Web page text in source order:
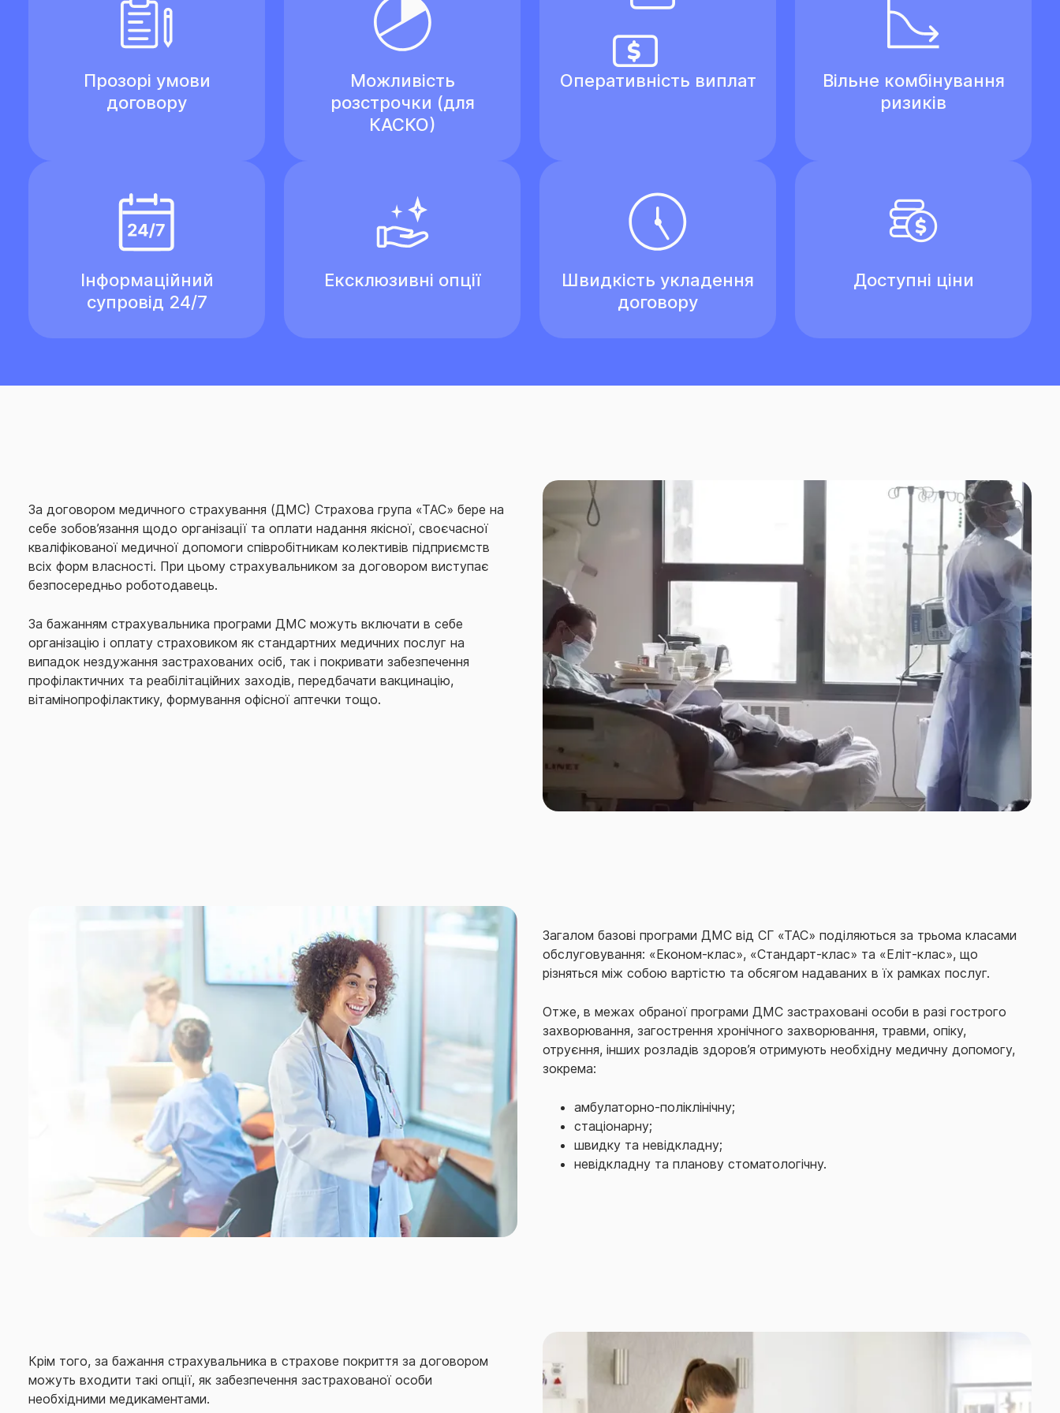
Прозорі умови
договору
Можливість
розстрочки (для
КАСКО)
Оперативність виплат
Вільне комбінування
ризиків
Інформаційний
супровід 24/7
Ексклюзивні опції
Швидкість укладення
договору
Доступні ціни
За договором медичного страхування (ДМС) Страхова група «ТАС» бере на
себе зобов’язання щодо організації та оплати надання якісної, своєчасної
кваліфікованої медичної допомоги співробітникам колективів підприємств
всіх форм власності. При цьому страхувальником за договором виступає
безпосередньо роботодавець.
За бажанням страхувальника програми ДМС можуть включати в себе
організацію і оплату страховиком як стандартних медичних послуг на
випадок нездужання застрахованих осіб, так і покривати забезпечення
профілактичних та реабілітаційних заходів, передбачати вакцинацію,
вітамінопрофілактику, формування офісної аптечки тощо.
Загалом базові програми ДМС від СГ «ТАС» поділяються за трьома класами
обслуговування: «Економ-клас», «Стандарт-клас» та «Еліт-клас», що
різняться між собою вартістю та обсягом надаваних в їх рамках послуг.
Отже, в межах обраної програми ДМС застраховані особи в разі гострого
захворювання, загострення хронічного захворювання, травми, опіку,
отруєння, інших розладів здоров’я отримують необхідну медичну допомогу,
зокрема:
амбулаторно-поліклінічну;
стаціонарну;
швидку та невідкладну;
невідкладну та планову стоматологічну.
Крім того, за бажання страхувальника в страхове покриття за договором
можуть входити такі опції, як забезпечення застрахованої особи
необхідними медикаментами.